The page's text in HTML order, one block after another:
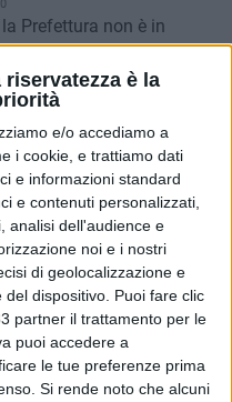
è la
e/o accediamo a
i cookie, e trattiamo dati
e informazioni standard
e contenuti personalizzati,
analisi dell'audience e
noi e i nostri
di geolocalizzazione e
dispositivo. Puoi fare clic
partner il trattamento per le
puoi accedere a
le tue preferenze prima
Si rende noto che alcuni
Prefettura non è in
rivolgono alla Gazzetta
per un incidente
delle entrate di
fantasma